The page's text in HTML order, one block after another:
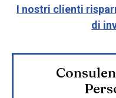
I nostri clienti
di